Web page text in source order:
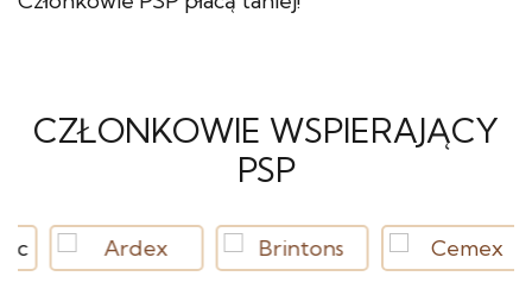
CZŁONKOWIE WSPIERAJĄCY
PSP